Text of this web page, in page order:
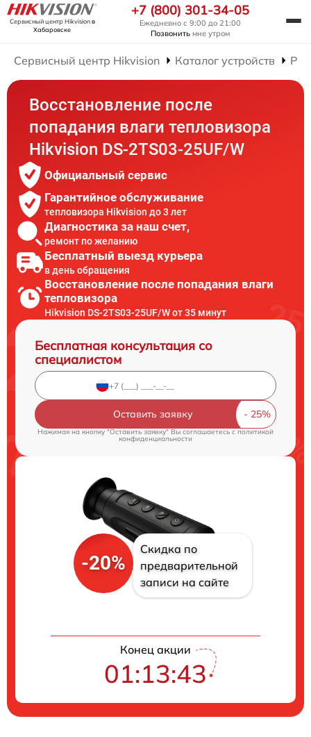
Сервисный центр Hikvisionв
Хабаровске
+7 (800) 301-34-05
Ежедневно с 9:00 до 21:00
Позвонить мне утром
Сервисный центр Hikvision Каталог устройств
Восстановление после
попадания влаги тепловизора
Hikvision DS-2TS03-25UF/W
Официальный сервис
Гарантийное обслуживание
тепловизора Hikvision до 3 лет
Диагностика за наш счет,
ремонт по желанию
Бесплатный выезд курьера
в день обращения
Восстановление после попадания влаги
тепловизора
Hikvision DS-2TS03-25UF/W от 35 минут
Бесплатная консультация со
специалистом
Оставить заявку
Нажимая на кнопку "Оставить заявку" Вы соглашаетесь cполитикой
конфиденциальности
-20%
Скидка по
предварительной
записи на сайте
Конец акции
01:13:42